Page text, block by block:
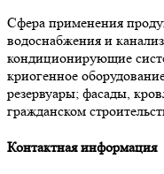
Сфера применения
водоснабжения и
кондиционирующие
криогенное
резервуары; фасады,
гражданском
Контактная информация